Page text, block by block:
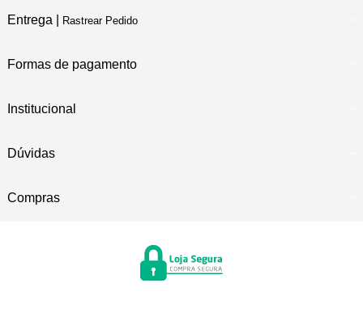
Entrega | Rastrear Pedido
Formas de pagamento
Institucional
Dúvidas
Compras